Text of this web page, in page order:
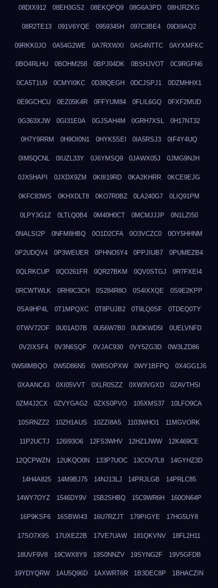
08DIX912 08EH3GS2 08EKQPQ9 08G6A3PD 08HJRZKG
08R2TE13 091V6YQE 0959345H 097C3BE4 09DI9AQ2
09RKK0JO 0A54G2WE 0A7RXWXI 0AG4NTTC 0AYXMFKC
0BO4RLHU 0BOHM258 0BPJ04DK 0BSHJVOT 0C9RGFN6
0CA5T1U9 0CMYI0KC 0D38QEGH 0DCJSPJ1 0DZMHHX1
0E9GCHCU 0EZ05K4R 0FFYUM84 0FLIL6GQ 0FXF2MUD
0G363XJW 0GI31E0A 0GJSAH4M 0GRH7XSL 0H17NT32
0H7Y9RRM 0H9OI0N1 0HYK5SEI 0IA5RSJ3 0IF4Y4UQ
0IM5QCNL 0IUZL33Y 0J6YMSQ9 0JAWX05J 0JMG9NJH
0JX5HAPI 0JXDX9ZM 0K8I19RD 0KA2KHRR 0KCE9EJG
0KFC83WS 0KHXDLT8 0KO7R0BZ 0LA240G7 0LIQ91PM
0LPY3G1Z 0LTLQ0B4 0M40H0CT 0MCMJJJP 0N1LZI50
0NALSI2P 0NFM8HBQ 0O1D2CFA 0O3VCZC0 0OY5HHNM
0P2UDQV4 0P3WEUER 0PHNO5Y4 0PPJIUB7 0PUMEZB4
0QLRKCUP 0QO261FR 0QR27BKM 0QV0STGJ 0R7FXEI4
0RCWTWLK 0RH9C3CH 0S284R8O 0S4IXXQE 0S9E2KPP
0SA9HP4L 0T1MPQXC 0T8PUJB2 0T9LQ0SF 0TDEQ0TY
0TWV72OF 0U01AD7B 0U56W7B0 0UDKWD5I 0UELVNFD
0V2IXSF4 0V3N6SQF 0VJAC930 0VY5ZG3D 0W3LZD86
0W58MBQO 0W5D86N5 0W8SOPXW 0WY1BFPQ 0X4GG1J6
0XAANC43 0XI05VVT 0XLR0SZZ 0XW3VGXD 0ZAVTHSI
0ZM4J2CX 0ZVYGAG2 0ZXS0PVO 105XMS37 10LFO9CA
10SRNZZ2 10ZH1AUS 10ZZI8A5 1103WHO1 11MGVORK
11P2UCTJ 126I93O6 12FS3WHV 12HZ1JWW 12K469CE
12QCPWZN 12UKQO0N 133P7UOC 13COV7L8 14GYHZ3D
14H4A825 14M9BJ75 14NJ13LJ 14PRJLGB 14PRLC85
14WY7OYZ 1546DY9V 15B2SHBQ 15C9WR6H 160ON64P
16P9KSF6 16SBWI43 16U7RZJT 179PIGYE 17HG5UY8
17SO7X9S 17UXEZ2B 17VE7UAW 181QKVNV 18FL2H11
18UVF9V8 19CWX8Y9 19S0NNZV 19SYNG2F 19V5GFDB
19YDYQRW 1AU5Q96D 1AXWRT6R 1B3DEC8P 1BHACZIN